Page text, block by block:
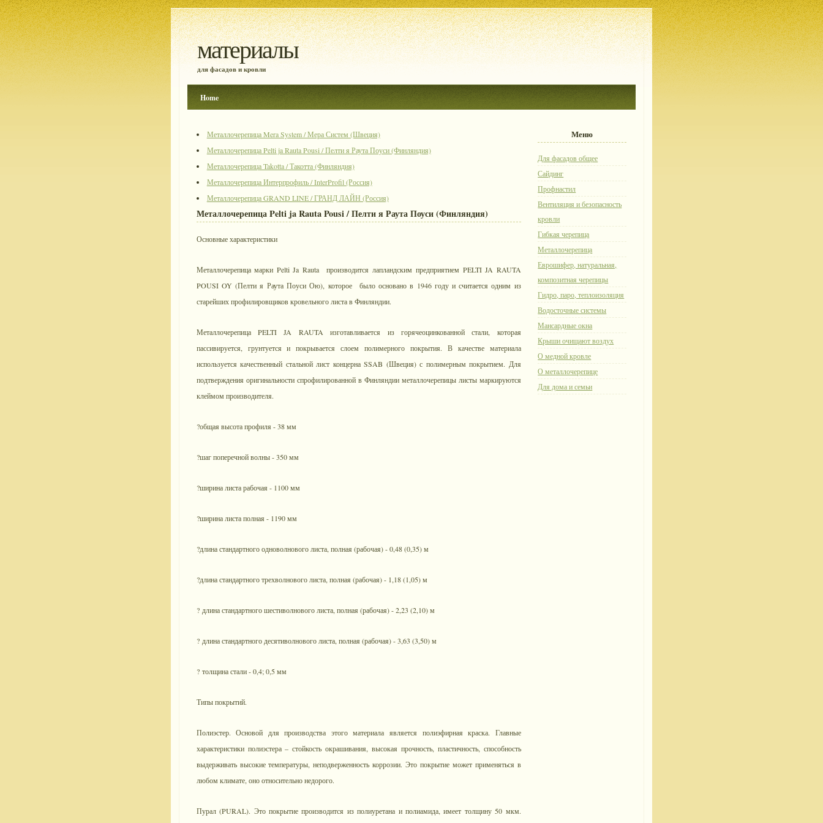
материалы
для фасадов и кровли
Home
Металлочерепица Mera System / Мера Систем (Швеция)
Металлочерепица Pelti ja Rauta Pousi / Пелти я Раута Поуси (Финляндия)
Металлочерепица Takotta / Такотта (Финляндия)
Металлочерепица Интерпрофиль / InterProfil (Россия)
Металлочерепица GRAND LINE / ГРАНД ЛАЙН (Россия)
Металлочерепица Pelti ja Rauta Pousi / Пелти я Раута Поуси (Финляндия)
Основные характеристики
Металлочерепица марки Pelti Ja Rauta производится лапландским предприятием PELTI JA RAUTA
POUSI OY (Пелти я Раута Поуси Ою), которое было основано в 1946 году и считается одним из
старейших профилировщиков кровельного листа в Финляндии.
Металлочерепица PELTI JA RAUTA изготавливается из горячеоцинкованной стали, которая
пассивируется, грунтуется и покрывается слоем полимерного покрытия. В качестве материала
используется качественный стальной лист концерна SSAB (Швеция) с полимерным покрытием. Для
подтверждения оригинальности спрофилированной в Финляндии металлочерепицы листы маркируются
клеймом производителя.
?общая высота профиля - 38 мм
?шаг поперечной волны - 350 мм
?ширина листа рабочая - 1100 мм
?ширина листа полная - 1190 мм
?длина стандартного одноволнового листа, полная (рабочая) - 0,48 (0,35) м
?длина стандартного трехволнового листа, полная (рабочая) - 1,18 (1,05) м
? длина стандартного шестиволнового листа, полная (рабочая) - 2,23 (2,10) м
? длина стандартного десятиволнового листа, полная (рабочая) - 3,63 (3,50) м
? толщина стали - 0,4; 0,5 мм
Типы покрытий.
Полиэстер. Основой для производства этого материала является полиэфирная краска. Главные
характеристики полиэстера – стойкость окрашивания, высокая прочность, пластичность, способность
выдерживать высокие температуры, неподверженность коррозии. Это покрытие может применяться в
любом климате, оно относительно недорого.
Пурал (PURAL). Это покрытие производится из полиуретана и полиамида, имеет толщину 50 мкм.
Меню
Для фасадов общее
Сайдинг
Профнастил
Вентиляция и безопасность
кровли
Гибкая черепица
Металлочерепица
Еврошифер, натуральная,
композитная черепицы
Гидро, паро, теплоизоляция
Водосточные системы
Мансардные окна
Крыши очищают воздух
О медной кровле
О металлочерепице
Для дома и семьи